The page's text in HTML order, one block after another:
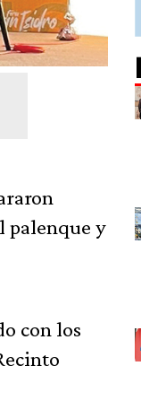
palenque y
con los